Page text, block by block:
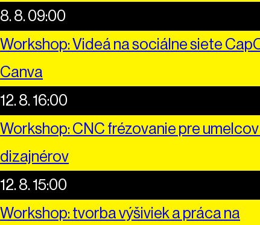
8. 8. 09:00
Workshop: Videá na sociálne siete
Canva
12. 8. 16:00
Workshop: CNC frézovanie pre umelcov
dizajnérov
12. 8. 15:00
Workshop: tvorba výšiviek a práca na